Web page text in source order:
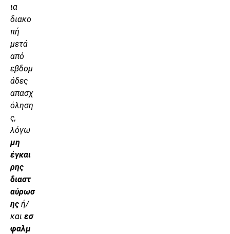
ια
διακο
πή
μετά
από
εβδομ
άδες
απασχ
όληση
ς,
λόγω
μη
έγκαι
ρης
διαστ
αύρωσ
ης ή/
και εσ
φαλμ